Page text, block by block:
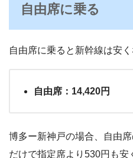
自由席に乗る
自由席に乗ると新幹線は安く
自由席：14,420円
博多ー新神戸の場合、自由
だけで指定席より530円も